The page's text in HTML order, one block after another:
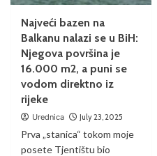
Najveći bazen na
Balkanu nalazi se u BiH:
Njegova površina je
16.000 m2, a puni se
vodom direktno iz
rijeke
Urednica July 23, 2025
Prva „stanica“ tokom moje
posete Tjentištu bio